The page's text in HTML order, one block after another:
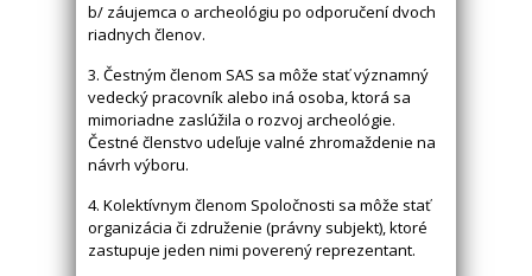
b/ záujemca o archeológiu po odporučení dvoch
riadnych členov.
3. Čestným členom SAS sa môže stať významný
vedecký pracovník alebo iná osoba, ktorá sa
mimoriadne zaslúžila o rozvoj archeológie.
Čestné členstvo udeľuje valné zhromaždenie na
návrh výboru.
4. Kolektívnym členom Spoločnosti sa môže stať
organizácia či združenie (právny subjekt), ktoré
zastupuje jeden nimi poverený reprezentant.